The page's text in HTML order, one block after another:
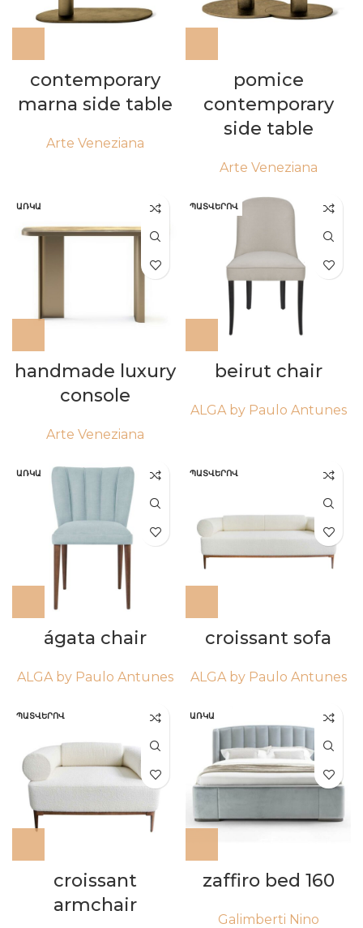
contemporary
marna side table
Arte Veneziana
pomice
contemporary
side table
Arte Veneziana
ԱՌԿԱ
handmade luxury
console
Arte Veneziana
ՊԱՏՎԵՐՈՎ
beirut chair
ALGA by Paulo Antunes
ԱՌԿԱ
ágata chair
ALGA by Paulo Antunes
ՊԱՏՎԵՐՈՎ
croissant sofa
ALGA by Paulo Antunes
ՊԱՏՎԵՐՈՎ
croissant
armchair
ԱՌԿԱ
zaffiro bed 160
Galimberti Nino